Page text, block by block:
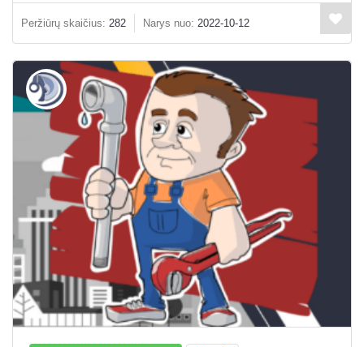
Peržiūrų skaičius: 282 Narys nuo: 2022-10-12